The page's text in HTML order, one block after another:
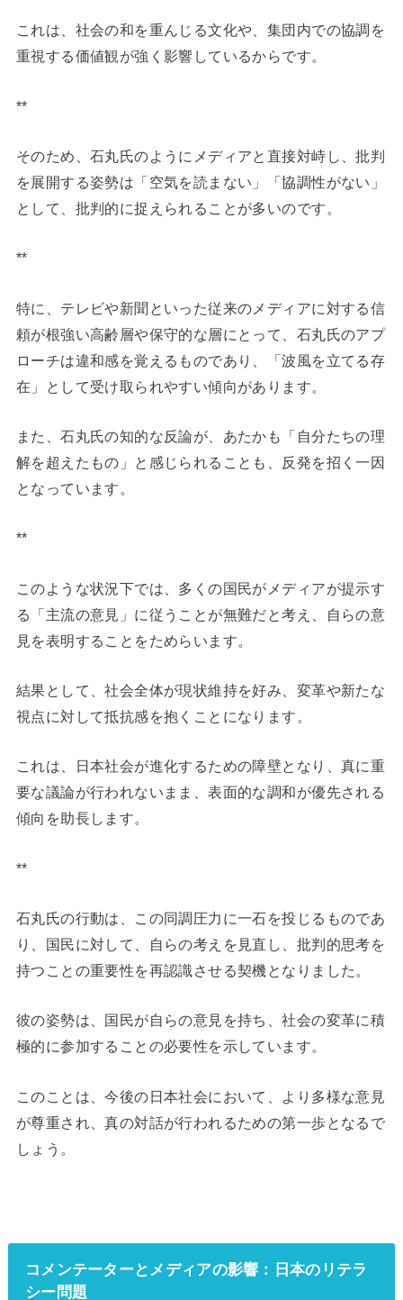
これは、社会の和を重んじる文化や、集団内での協調を
重視する価値観が強く影響しているからです。
**
そのため、石丸氏のようにメディアと直接対峙し、批判
を展開する姿勢は「空気を読まない」「協調性がない」
として、批判的に捉えられることが多いのです。
**
特に、テレビや新聞といった従来のメディアに対する信
頼が根強い高齢層や保守的な層にとって、石丸氏のアプ
ローチは違和感を覚えるものであり、「波風を立てる存
在」として受け取られやすい傾向があります。
また、石丸氏の知的な反論が、あたかも「自分たちの理
解を超えたもの」と感じられることも、反発を招く一因
となっています。
**
このような状況下では、多くの国民がメディアが提示す
る「主流の意見」に従うことが無難だと考え、自らの意
見を表明することをためらいます。
結果として、社会全体が現状維持を好み、変革や新たな
視点に対して抵抗感を抱くことになります。
これは、日本社会が進化するための障壁となり、真に重
要な議論が行われないまま、表面的な調和が優先される
傾向を助長します。
**
石丸氏の行動は、この同調圧力に一石を投じるものであ
り、国民に対して、自らの考えを見直し、批判的思考を
持つことの重要性を再認識させる契機となりました。
彼の姿勢は、国民が自らの意見を持ち、社会の変革に積
極的に参加することの必要性を示しています。
このことは、今後の日本社会において、より多様な意見
が尊重され、真の対話が行われるための第一歩となるで
しょう。
コメンテーターとメディアの影響：日本のリテラ
シー問題